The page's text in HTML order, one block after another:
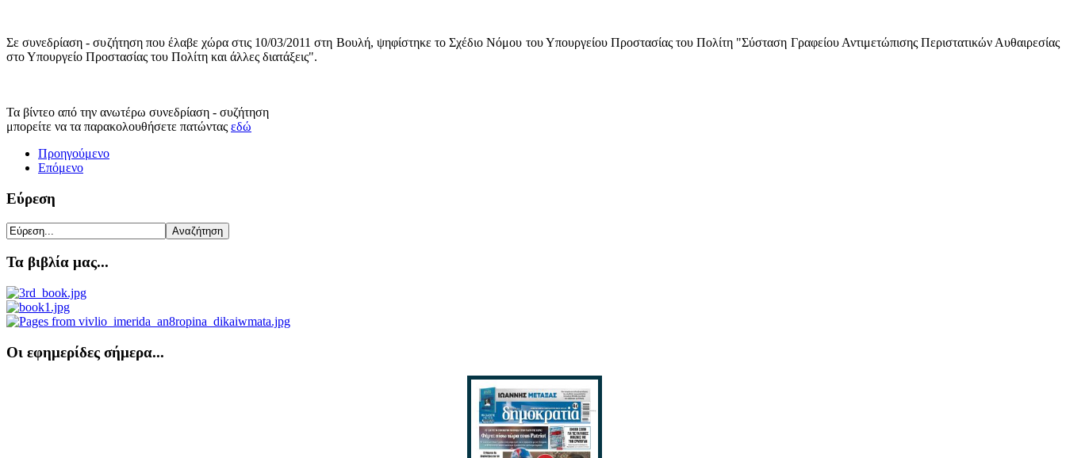
Σε συνεδρίαση - συζήτηση που έλαβε χώρα στις 10/03/2011 στη Βουλή, ψηφίστηκε το Σχέδιο Νόμου του Υπουργείου Προστασίας του Πολίτη "Σύσταση Γραφείου Αντιμετώπισης Περιστατικών Αυθαιρεσίας
στο Υπουργείο Προστασίας του Πολίτη και άλλες διατάξεις".
Τα βίντεο από την ανωτέρω συνεδρίαση - συζήτηση
μπορείτε να τα παρακολουθήσετε πατώντας εδώ
Προηγούμενο
Επόμενο
Εύρεση
Τα βιβλία μας...
Οι εφημερίδες σήμερα...